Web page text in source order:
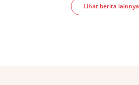
Lihat berita lainnya